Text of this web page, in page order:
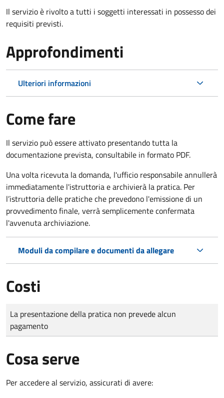
Il servizio è rivolto a tutti i soggetti interessati in possesso dei
requisiti previsti.
Approfondimenti
Ulteriori informazioni
Come fare
Il servizio può essere attivato presentando tutta la
documentazione prevista, consultabile in formato PDF.
Una volta ricevuta la domanda, l'ufficio responsabile annullerà
immediatamente l'istruttoria e archivierà la pratica. Per
l’istruttoria delle pratiche che prevedono l'emissione di un
provvedimento finale, verrà semplicemente confermata
l'avvenuta archiviazione.
Moduli da compilare e documenti da allegare
Costi
Tipo di pagamento
Importo
La presentazione della pratica non prevede alcun
pagamento
Cosa serve
Per accedere al servizio, assicurati di avere: